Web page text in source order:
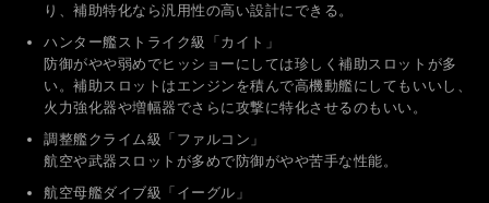
り、補助特化なら汎用性の高い設計にできる。
ハンター艦ストライク級「カイト」
防御がやや弱めでヒッショーにしては珍しく補助スロットが多
い。補助スロットはエンジンを積んで高機動艦にしてもいいし、
火力強化器や増幅器でさらに攻撃に特化させるのもいい。
調整艦クライム級「ファルコン」
航空や武器スロットが多めで防御がやや苦手な性能。
航空母艦ダイブ級「イーグル」